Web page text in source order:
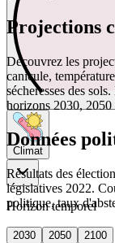
Climat
Horizon temporel
2030 2050
2100
Projections
Découvrez les
canicule,
sécheresses des
horizons 2030, 2050
Données
Résultats des
législatives 2022.
politique, taux